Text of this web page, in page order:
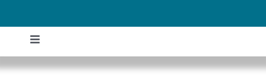
Toggle
Navigation
Home